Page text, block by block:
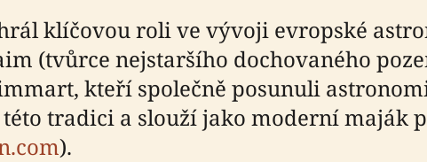
klíčovou roli ve vývoji evropské
(tvůrce nejstaršího dochovaného
kteří společně posunuli
tradici a slouží jako moderní maják
).